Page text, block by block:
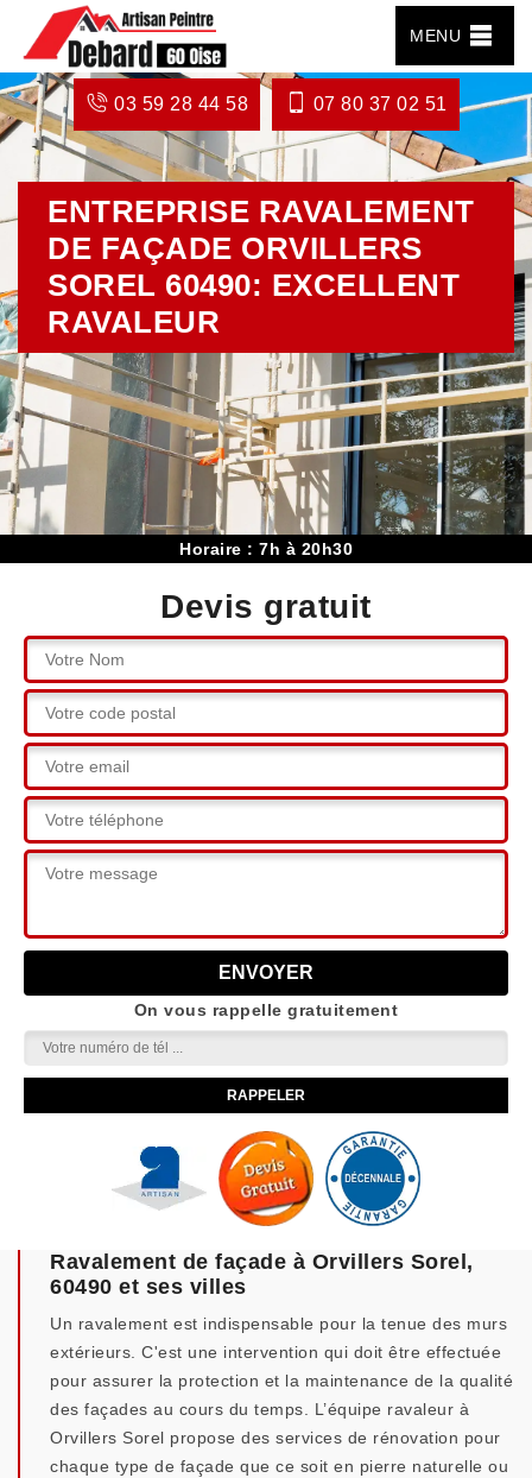
MENU
03 59 28 44 58 07 80 37 02 51
ENTREPRISE RAVALEMENT
DE FAÇADE ORVILLERS
SOREL 60490: EXCELLENT
RAVALEUR
Horaire : 7h à 20h30
Devis gratuit
On vous rappelle gratuitement
Ravalement de façade à Orvillers Sorel,
60490 et ses villes
Un ravalement est indispensable pour la tenue des murs
extérieurs. C'est une intervention qui doit être effectuée
pour assurer la protection et la maintenance de la qualité
des façades au cours du temps. L’équipe ravaleur à
Orvillers Sorel propose des services de rénovation pour
chaque type de façade que ce soit en pierre naturelle ou